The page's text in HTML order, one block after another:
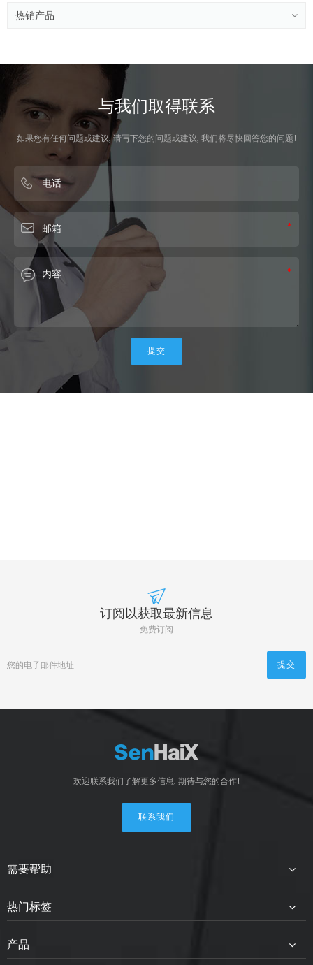
热销产品
与我们取得联系
如果您有任何问题或建议, 请写下您的问题或建议, 我们将尽快回答您的问题!
订阅以获取最新信息
免费订阅
欢迎联系我们了解更多信息, 期待与您的合作!
联系我们
需要帮助
热门标签
产品